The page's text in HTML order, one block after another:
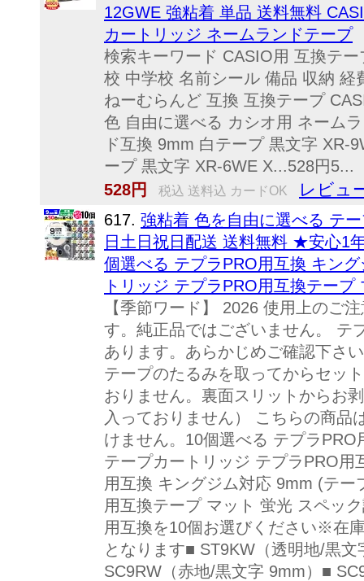
12GWE 強粘着 単品 送料無料
カートリッジ ネームランドテープ
検索キーワード CASIO用 互換テ
校 中学校 名前シール 備品 収納
ねーむらんど 互換 互換テープ
色 自由に選べる カシオ用 ネーム
ド互換 9mm 白テープ 黒文字 XR-
ープ 黒文字 XR-6WE X...528円5...
528円
税込 送料込 カードOK レビュ
617. 強粘着 色を自由に選べる テ
日土日祝日配送 送料無料 ★安心1
個選べる テプラPRO用互換 キン
トリッジ テプラPRO用互換テー
【季節ワード】 2026 使用上のご
す。純正品ではございません。 テ
あります。あらかじめご確認下さ
テープのたるみを取ってからセッ
おりません。裏面スリットからお
入っておりません） こちらの商品
けません。10個選べる テプラ
テープカートリッジ テプラPRO
用互換 キングジム対応 9mm (テ
用互換テープ マット 蛍光 スペッ
用互換を10個お選びください※在
となります■ ST9KW（透明地/黒
SC9RW（赤地/黒文字 9mm）■